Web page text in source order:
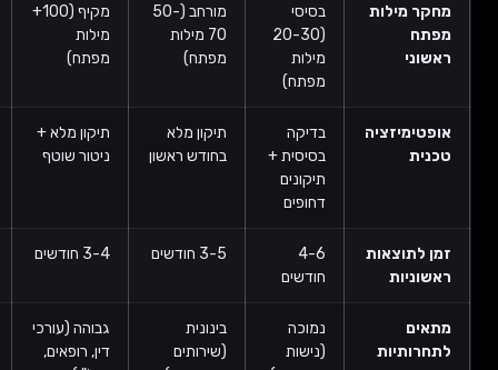
בסיסי
(20-30
מילות
70 מילות
מפתח)
מילות
מפתח)
מחקר עמוק
+ ניתוח
מתחרים
בדיקה
בסיסית +
תיקון מלא
בחודש ראשון
תיקון מלא +
ניטור שוטף
אופטימיזציה
רציפה +
4-6
חודשים
3-5 חודשים 3-4 חודשים 2-3 חודשים
נמוכה
(נישות
בינונית
(שירותים
גבוהה (עורכי
דין, רופאים,
גבוהה מאוד
(E-